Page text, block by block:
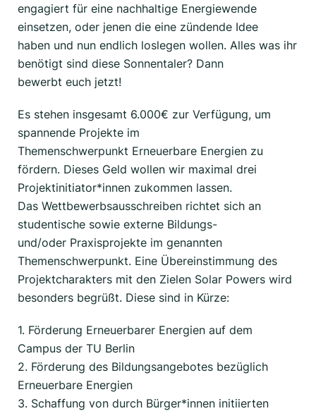
engagiert für eine nachhaltige Energiewende
einsetzen, oder jenen die eine zündende Idee
haben und nun endlich loslegen wollen. Alles was ihr
benötigt sind diese Sonnentaler? Dann
bewerbt euch jetzt!
Es stehen insgesamt 6.000€ zur Verfügung, um
spannende Projekte im
Themenschwerpunkt Erneuerbare Energien zu
fördern. Dieses Geld wollen wir maximal drei
Projektinitiator*innen zukommen lassen.
Das Wettbewerbsausschreiben richtet sich an
studentische sowie externe Bildungs-
und/oder Praxisprojekte im genannten
Themenschwerpunkt. Eine Übereinstimmung des
Projektcharakters mit den Zielen Solar Powers wird
besonders begrüßt. Diese sind in Kürze:
1. Förderung Erneuerbarer Energien auf dem
Campus der TU Berlin
2. Förderung des Bildungsangebotes bezüglich
Erneuerbare Energien
3. Schaffung von durch Bürger*innen initiierten